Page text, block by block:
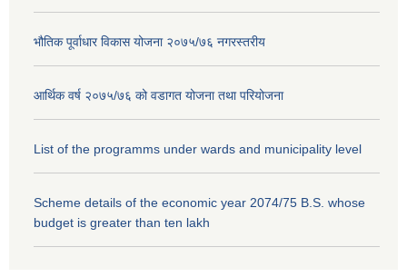
भौतिक पूर्वाधार विकास योजना २०७५/७६ नगरस्तरीय
आर्थिक वर्ष २०७५/७६ को वडागत योजना तथा परियोजना
List of the programms under wards and municipality level
Scheme details of the economic year 2074/75 B.S. whose
budget is greater than ten lakh